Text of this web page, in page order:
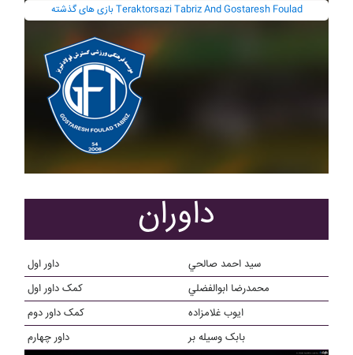
بازی های گذشته Teraktorsazi Tabriz And Gostaresh Foulad
داوران
داور اول
سيد احمد صالحي
کمک داور اول
محمدرضا ابوالفضلي
کمک داور دوم
ایوب غلامزاده
داور چهارم
بابک وسيله بر